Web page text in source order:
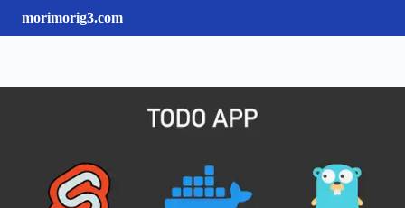
morimorig3.com